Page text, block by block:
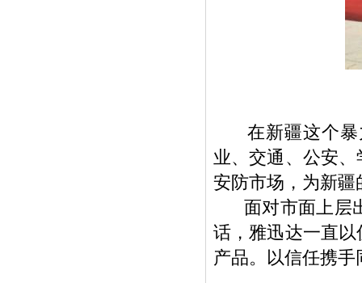
在新疆这个暴
业、交通、公安
安防市场，为新
面对市面上层出
话，雅迅达一直
产品。以信任携